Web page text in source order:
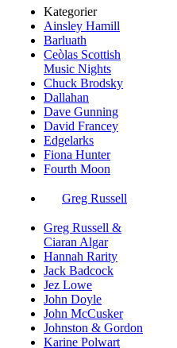
Kategorier
Ainsley Hamill
Barluath
Ceòlas Scottish
Music Nights
Chuck Brodsky
Dallahan
Dave Gunning
David Francey
Edgelarks
Fiona Hunter
Fourth Moon
Greg Russell
Greg Russell &
Ciaran Algar
Hannah Rarity
Jack Badcock
Jez Lowe
John Doyle
John McCusker
Johnston & Gordon
Karine Polwart